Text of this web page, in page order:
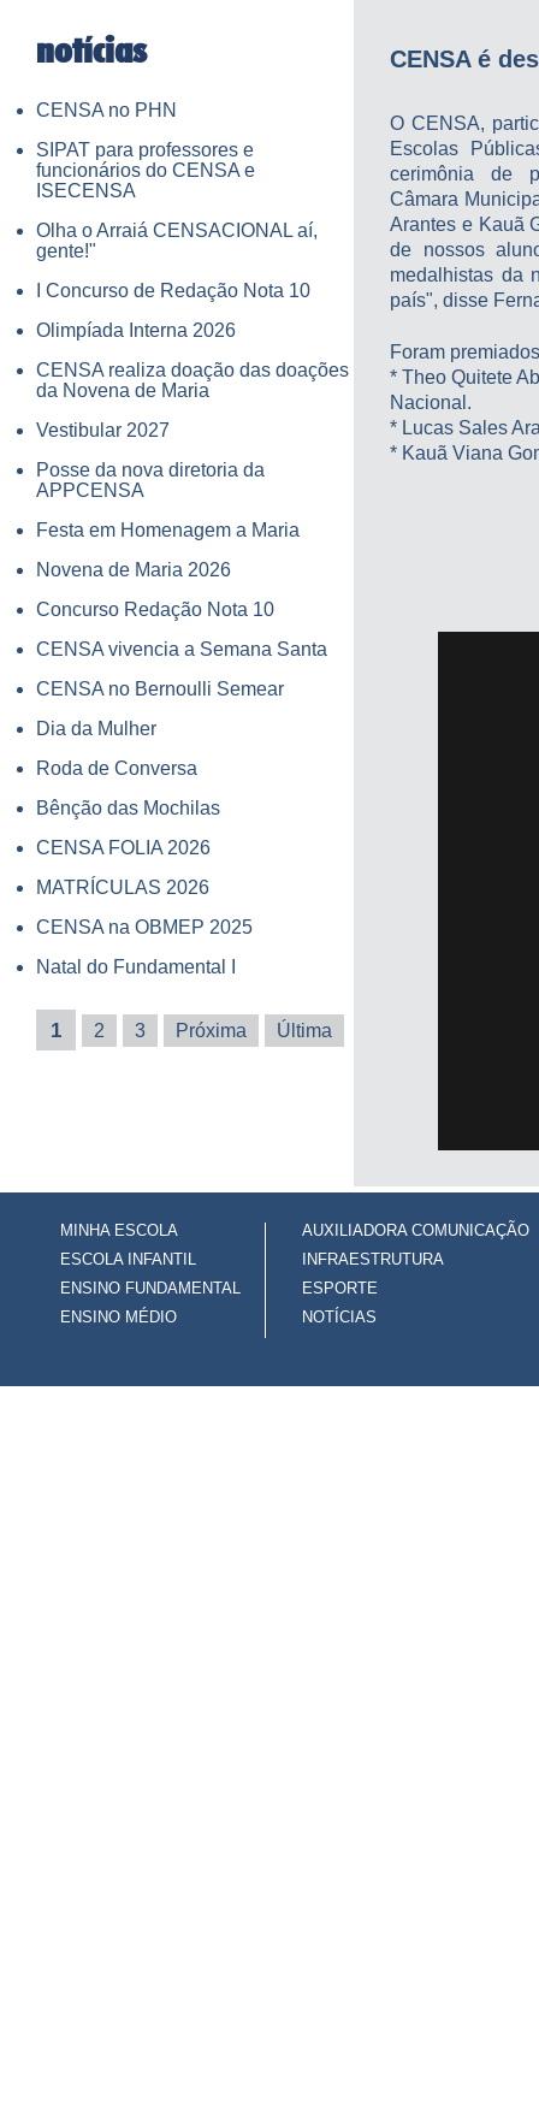
notícias
CENSA no PHN
SIPAT para professores e
funcionários do CENSA e
ISECENSA
Olha o Arraiá CENSACIONAL aí,
gente!"
I Concurso de Redação Nota 10
Olimpíada Interna 2026
CENSA realiza doação das doações
da Novena de Maria
Vestibular 2027
Posse da nova diretoria da
APPCENSA
Festa em Homenagem a Maria
Novena de Maria 2026
Concurso Redação Nota 10
CENSA vivencia a Semana Santa
CENSA no Bernoulli Semear
Dia da Mulher
Roda de Conversa
Bênção das Mochilas
CENSA FOLIA 2026
MATRÍCULAS 2026
CENSA na OBMEP 2025
Natal do Fundamental I
1 2 3 Próxima Última
CENSA é
O CENSA,
Escolas
cerimônia de
Câmara
Arantes e Kauã
de nossos
medalhistas da
país", disse
Foram
* Theo Quitete
Nacional.
* Lucas Sales
* Kauã Viana
MINHA ESCOLA
ESCOLA INFANTIL
ENSINO FUNDAMENTAL
ENSINO MÉDIO
AUXILIADORA COMUNICAÇÃO
INFRAESTRUTURA
ESPORTE
NOTÍCIAS